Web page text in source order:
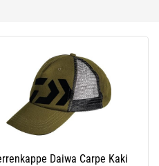
Herrenmütze Nash Make It Happen